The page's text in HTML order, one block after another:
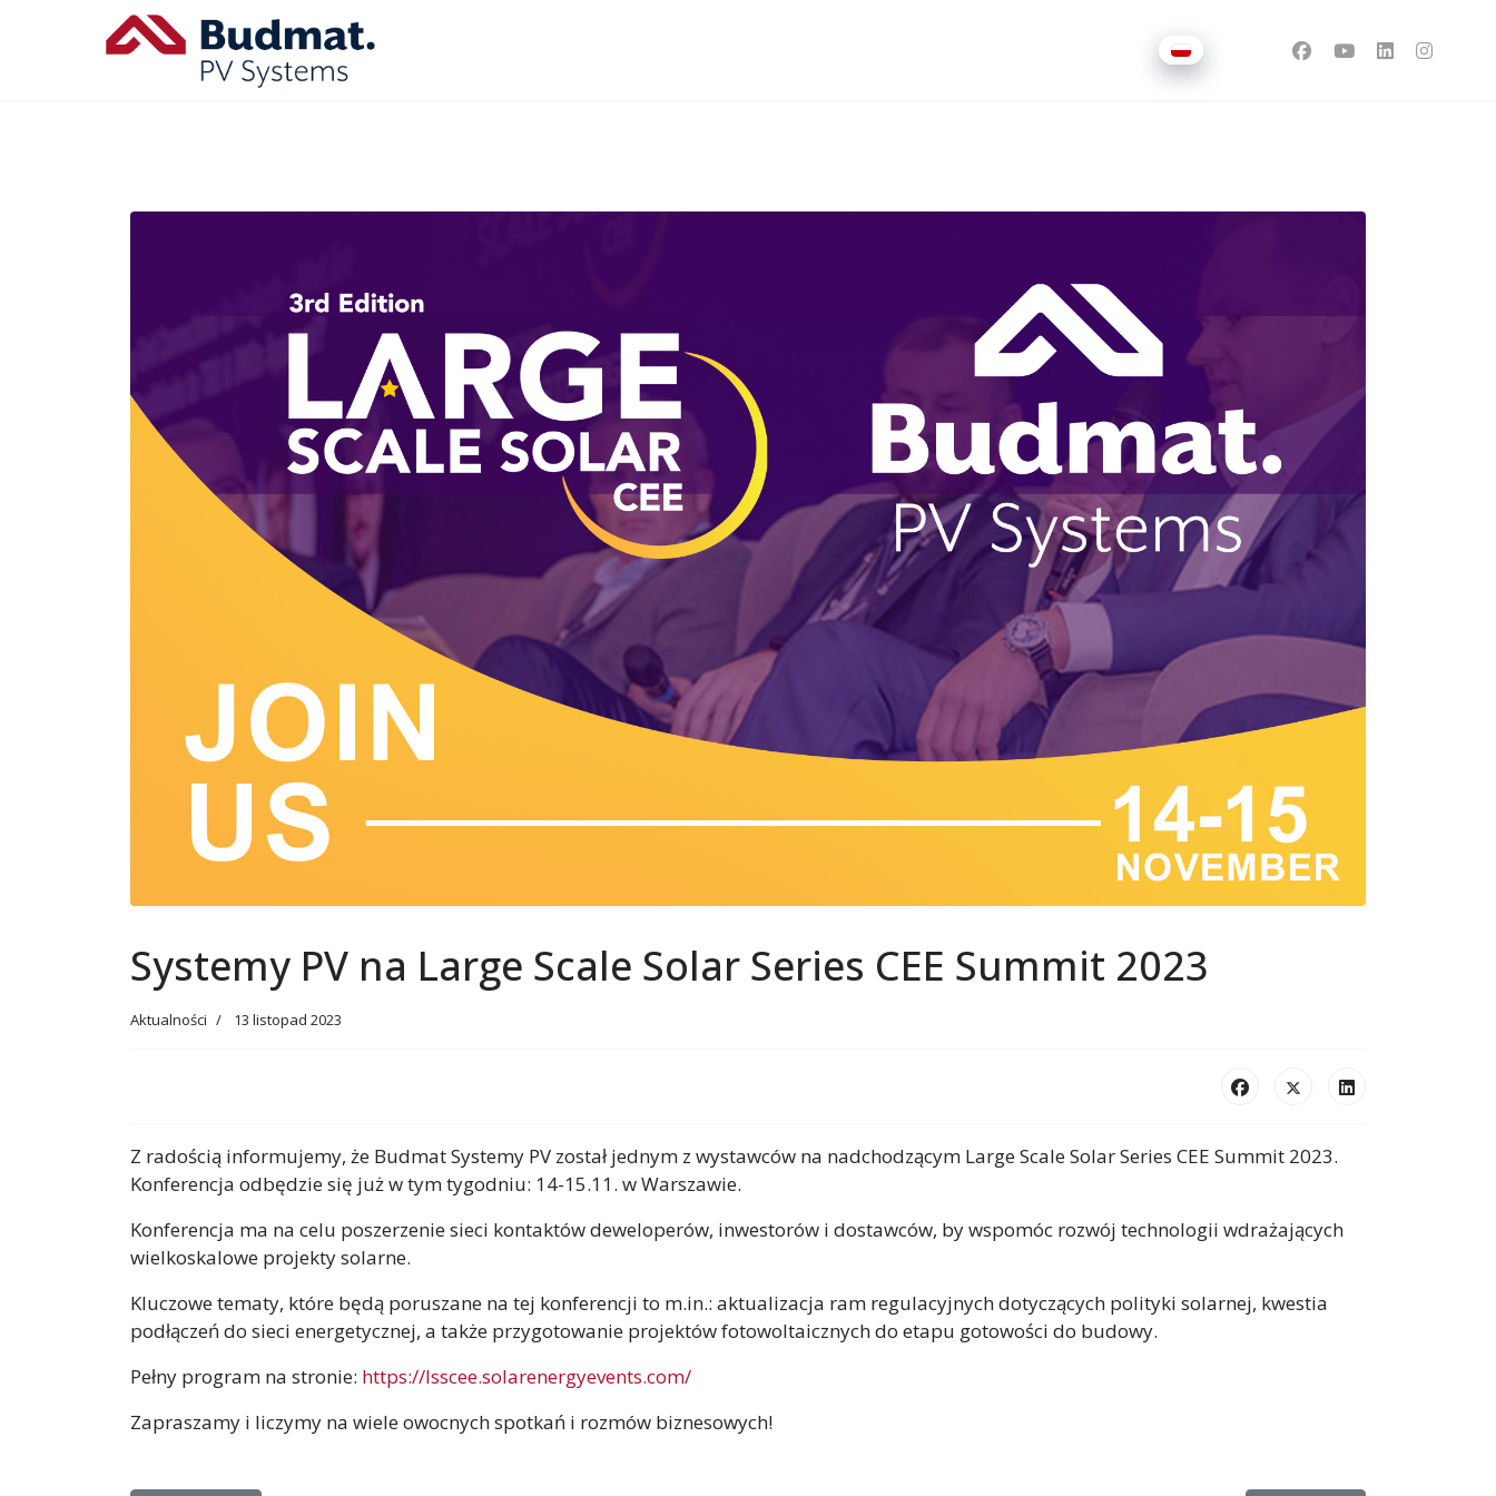
Wybierz swój język
Systemy PV na Large Scale Solar Series CEE Summit 2023
Aktualności 13 listopad 2023
Z radością informujemy, że Budmat Systemy PV został jednym z wystawców na nadchodzącym Large Scale Solar Series CEE Summit 2023.
Konferencja odbędzie się już w tym tygodniu: 14-15.11. w Warszawie.
Konferencja ma na celu poszerzenie sieci kontaktów deweloperów, inwestorów i dostawców, by wspomóc rozwój technologii wdrażających
wielkoskalowe projekty solarne.
Kluczowe tematy, które będą poruszane na tej konferencji to m.in.: aktualizacja ram regulacyjnych dotyczących polityki solarnej, kwestia
podłączeń do sieci energetycznej, a także przygotowanie projektów fotowoltaicznych do etapu gotowości do budowy.
Pełny program na stronie: https://lsscee.solarenergyevents.com/
Zapraszamy i liczymy na wiele owocnych spotkań i rozmów biznesowych!